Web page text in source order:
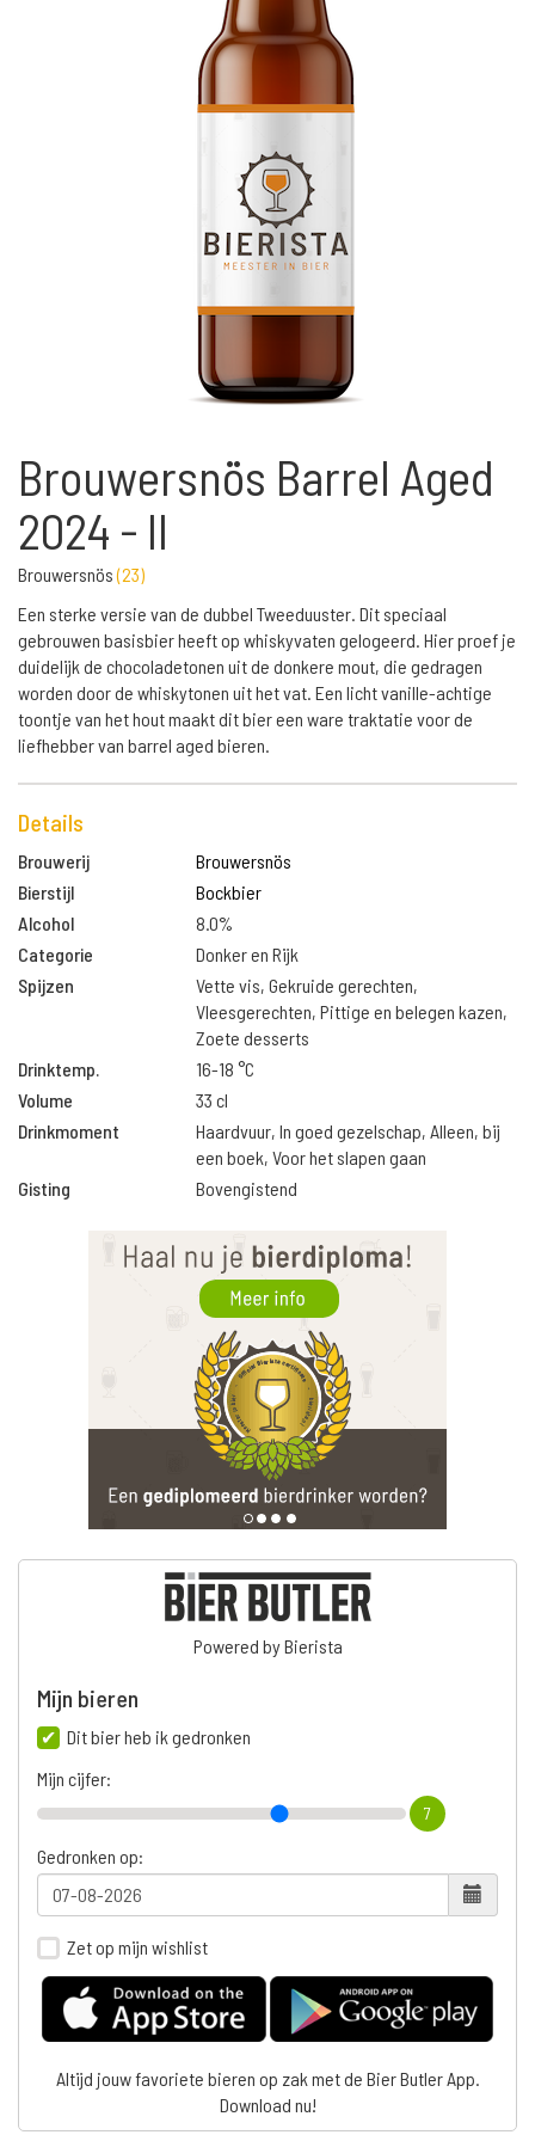
Brouwersnös Barrel Aged
2024 - II
Brouwersnös(23)
Een sterke versie van de dubbel Tweeduuster. Dit speciaal
gebrouwen basisbier heeft op whiskyvaten gelogeerd. Hier proef je
duidelijk de chocoladetonen uit de donkere mout, die gedragen
worden door de whiskytonen uit het vat. Een licht vanille-achtige
toontje van het hout maakt dit bier een ware traktatie voor de
liefhebber van barrel aged bieren.
Details
Brouwerij
Brouwersnös
Bierstijl
Bockbier
Alcohol
8.0%
Categorie
Donker en Rijk
Spijzen
Vette vis, Gekruide gerechten,
Vleesgerechten, Pittige en belegen kazen,
Zoete desserts
Drinktemp.
16-18 °C
Volume
33 cl
Drinkmoment
Haardvuur, In goed gezelschap, Alleen, bij
een boek, Voor het slapen gaan
Gisting
Bovengistend
Powered by Bierista
Mijn bieren
Dit bier heb ik gedronken
Mijn cijfer:
7
Gedronken op:
Zet op mijn wishlist
Altijd jouw favoriete bieren op zak met de Bier Butler App.
Download nu!